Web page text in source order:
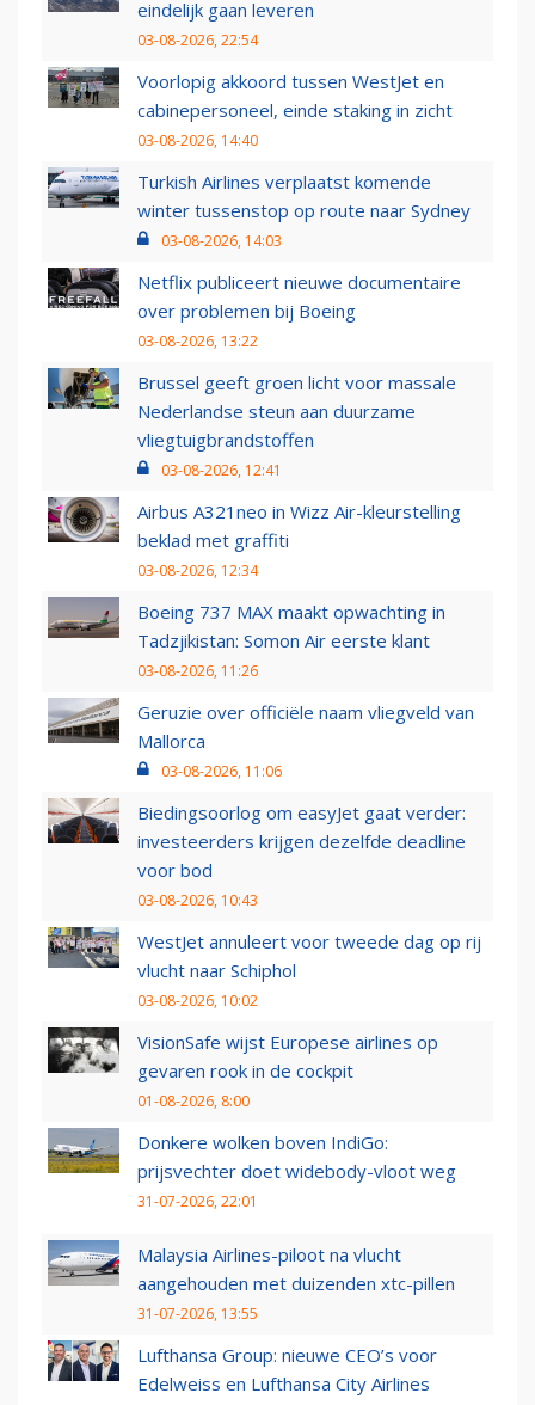
eindelijk gaan leveren
03-08-2026, 22:54
Voorlopig akkoord tussen WestJet en
cabinepersoneel, einde staking in zicht
03-08-2026, 14:40
Turkish Airlines verplaatst komende
winter tussenstop op route naar Sydney
03-08-2026, 14:03
Netflix publiceert nieuwe documentaire
over problemen bij Boeing
03-08-2026, 13:22
Brussel geeft groen licht voor massale
Nederlandse steun aan duurzame
vliegtuigbrandstoffen
03-08-2026, 12:41
Airbus A321neo in Wizz Air-kleurstelling
beklad met graffiti
03-08-2026, 12:34
Boeing 737 MAX maakt opwachting in
Tadzjikistan: Somon Air eerste klant
03-08-2026, 11:26
Geruzie over officiële naam vliegveld van
Mallorca
03-08-2026, 11:06
Biedingsoorlog om easyJet gaat verder:
investeerders krijgen dezelfde deadline
voor bod
03-08-2026, 10:43
WestJet annuleert voor tweede dag op rij
vlucht naar Schiphol
03-08-2026, 10:02
VisionSafe wijst Europese airlines op
gevaren rook in de cockpit
01-08-2026, 8:00
Donkere wolken boven IndiGo:
prijsvechter doet widebody-vloot weg
31-07-2026, 22:01
Malaysia Airlines-piloot na vlucht
aangehouden met duizenden xtc-pillen
31-07-2026, 13:55
Lufthansa Group: nieuwe CEO’s voor
Edelweiss en Lufthansa City Airlines